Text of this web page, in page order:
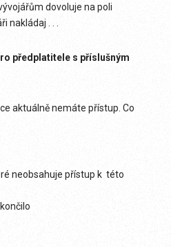
dovoluje na poli
nakládaj . . .
předplatitele s příslušným
aktuálně nemáte přístup. Co
neobsahuje přístup k této